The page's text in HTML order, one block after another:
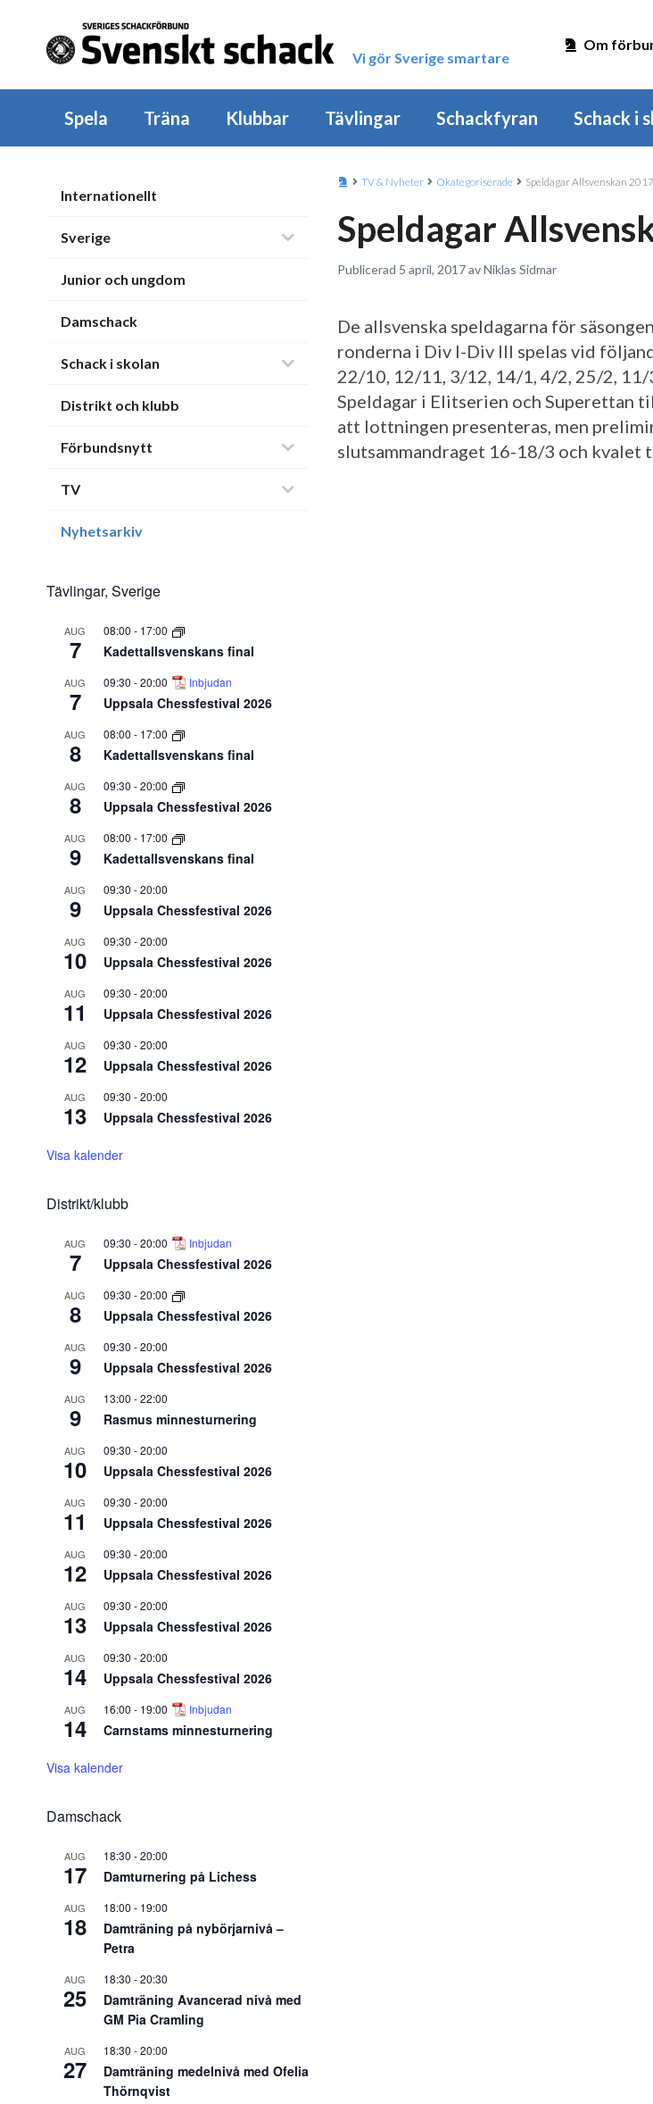
Vi gör Sverige smartare
Om
Spela Träna Klubbar Tävlingar Schackfyran Schack i
Internationellt
Sverige
Junior och ungdom
Damschack
Schack i skolan
Distrikt och klubb
Förbundsnytt
TV
Nyhetsarkiv
Tävlingar, Sverige
AUG
7
08:00 - 17:00
Kadettallsvenskans final
AUG
7
09:30 -20:00 Inbjudan
Uppsala Chessfestival 2026
AUG
8
08:00 - 17:00
Kadettallsvenskans final
AUG
8
09:30 -20:00
Uppsala Chessfestival 2026
AUG
9
08:00 - 17:00
Kadettallsvenskans final
AUG
9
09:30 -20:00
Uppsala Chessfestival 2026
AUG
10
09:30 -20:00
Uppsala Chessfestival 2026
AUG
11
09:30 -20:00
Uppsala Chessfestival 2026
AUG
12
09:30 -20:00
Uppsala Chessfestival 2026
AUG
13
09:30 -20:00
Uppsala Chessfestival 2026
Visa kalender
Distrikt/klubb
AUG
7
09:30 -20:00 Inbjudan
Uppsala Chessfestival 2026
AUG
8
09:30 -20:00
Uppsala Chessfestival 2026
AUG
9
09:30 -20:00
Uppsala Chessfestival 2026
AUG
9
13:00 -22:00
Rasmus minnesturnering
AUG
10
09:30 -20:00
Uppsala Chessfestival 2026
AUG
11
09:30 -20:00
Uppsala Chessfestival 2026
AUG
12
09:30 -20:00
Uppsala Chessfestival 2026
AUG
13
09:30 -20:00
Uppsala Chessfestival 2026
AUG
14
09:30 -20:00
Uppsala Chessfestival 2026
AUG
14
16:00 - 19:00 Inbjudan
Carnstams minnesturnering
Visa kalender
Damschack
AUG
17
18:30 -20:00
Damturnering på Lichess
AUG
18
18:00 - 19:00
Damträning på nybörjarnivå –
Petra
AUG
25
18:30 -20:30
Damträning Avancerad nivå med
GM Pia Cramling
AUG
27
18:30 -20:00
Damträning medelnivå med Ofelia
Thörnqvist
TV & Nyheter Okategoriserade Speldagar Allsvenskan
Speldagar
Publicerad 5 april, 2017 av Niklas Sidmar
De allsvenska speldagarna för
ronderna i Div I-Div III spelas vid
22/10, 12/11, 3/12, 14/1, 4/2, 25/2, 11/
Speldagar i Elitserien och Superettan
att lottningen presenteras, men
slutsammandraget 16-18/3 och kvalet